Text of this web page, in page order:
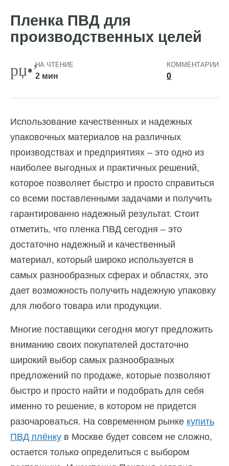
Пленка ПВД для
производственных целей
НА ЧТЕНИЕ
2 мин
КОММЕНТАРИИ
0
Использование качественных и надежных
упаковочных материалов на различных
производствах и предприятиях – это одно из
наиболее выгодных и практичных решений,
которое позволяет быстро и просто справиться
со всеми поставленными задачами и получить
гарантированно надежный результат. Стоит
отметить, что пленка ПВД сегодня – это
достаточно надежный и качественный
материал, который широко используется в
самых разнообразных сферах и областях, это
дает возможность получить надежную упаковку
для любого товара или продукции.
Многие поставщики сегодня могут предложить
вниманию своих покупателей достаточно
широкий выбор самых разнообразных
предложений по продаже, которые позволяют
быстро и просто найти и подобрать для себя
именно то решение, в котором не придется
разочароваться. На современном рынке купить
ПВД плёнку в Москве будет совсем не сложно,
остается только определиться с выбором